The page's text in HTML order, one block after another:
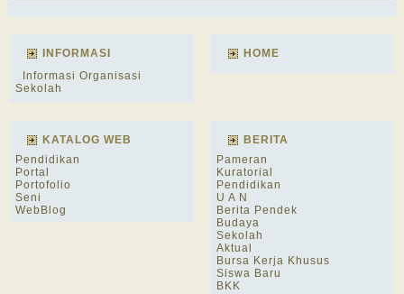
INFORMASI
Informasi Organisasi
Sekolah
HOME
KATALOG WEB
Pendidikan
Portal
Portofolio
Seni
WebBlog
BERITA
Pameran
Kuratorial
Pendidikan
U A N
Berita Pendek
Budaya
Sekolah
Aktual
Bursa Kerja Khusus
Siswa Baru
BKK